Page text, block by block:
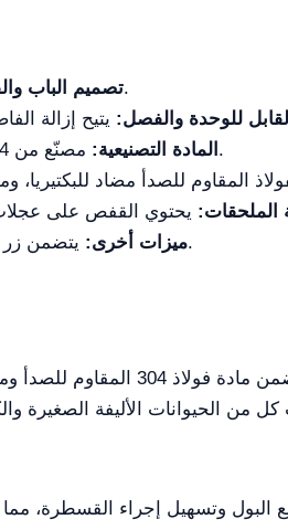
تصميم البابيتميز بتصميم قفل باب منزلق.
للوحدة والفصل:
المادة التصنيعية: مصنّع من 304# فولاذ مقاوم للصدأ عالي التحمل.
الملحقات:
ميزات أخرى:يتضمن زر تشغيل، منظم حرارة، وتنظيم الطاقة.